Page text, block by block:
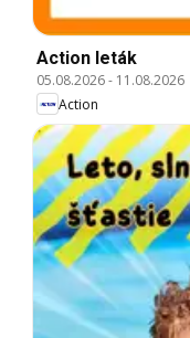
Action leták
05.08.2026- 11.08.2026
Action